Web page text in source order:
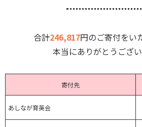
合計246,817円のご寄付をい
本当にありがとうござい
寄付先
あしなが育英会